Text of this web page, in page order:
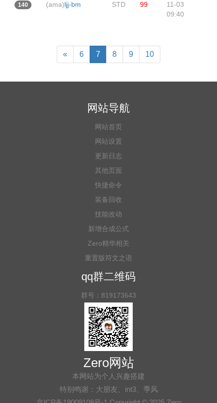
140 (ama)ljj-bm STD 99
11-03
09:40
« 6 7 8 9 10
网站导航
网站首页
网站设置
更新日志
其他页面
快捷命令
装备回收
技能改动
新增合成公式
Zero精华相关
重置版符文之语
qq群二维码
群号：819173643
Zero网站
本网站为个人兴趣搭建
特别鸣谢：大朋友、int3、季风